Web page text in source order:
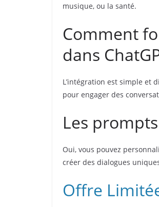
musique, ou la santé.
Comment
dans
L’intégration est simple et
pour engager des
Les
Oui, vous pouvez
créer des dialogues
Offre